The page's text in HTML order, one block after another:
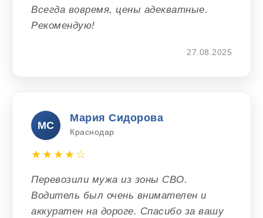
Всегда вовремя, цены адекватные.
Рекомендую!
27.08.2025
МС
Мария Сидорова
Краснодар
★★★★☆
Перевозили мужа из зоны СВО.
Водитель был очень внимателен и
аккуратен на дороге. Спасибо за вашу